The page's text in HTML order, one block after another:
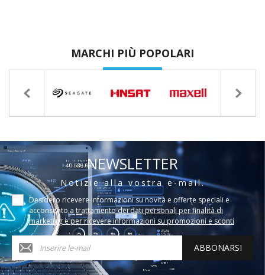
MARCHI PIÙ POPOLARI
NEWSLETTER
Notizie alla vostra e-mail.
Desidero ricevere informazioni su novità e offerte speciali e
acconsento a trattamento dei dati personali per finalità di
marketing e per ricevere informazioni su promozioni e sconti
ABBONARSI